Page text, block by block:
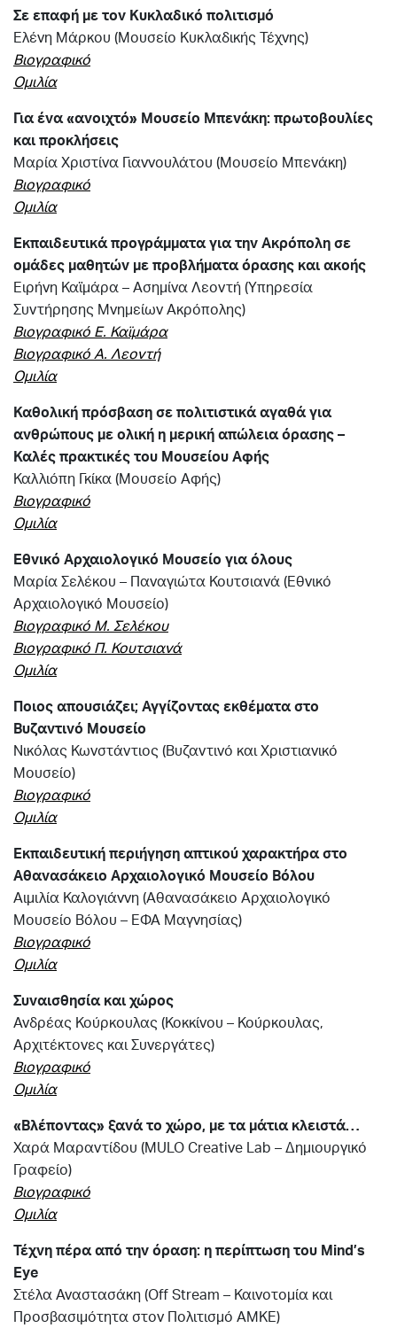
Σε επαφή με τον Κυκλαδικό πολιτισμό
Ελένη Μάρκου (Μουσείο Κυκλαδικής Τέχνης)
Βιογραφικό
Ομιλία
Για ένα «ανοιχτό» Μουσείο Μπενάκη: πρωτοβουλίες
και προκλήσεις
Μαρία Χριστίνα Γιαννουλάτου (Μουσείο Μπενάκη)
Βιογραφικό
Ομιλία
Εκπαιδευτικά προγράμματα για την Ακρόπολη σε
ομάδες μαθητών με προβλήματα όρασης και ακοής
Ειρήνη Καϊμάρα – Ασημίνα Λεοντή (Υπηρεσία
Συντήρησης Μνημείων Ακρόπολης)
Βιογραφικό Ε. Καϊμάρα
Βιογραφικό Α. Λεοντή
Ομιλία
Καθολική πρόσβασησε πολιτιστικά αγαθά για
ανθρώπους με ολική η μερική απώλεια όρασης –
Καλές πρακτικές του Μουσείου Αφής
Καλλιόπη Γκίκα (Μουσείο Αφής)
Βιογραφικό
Ομιλία
Εθνικό Αρχαιολογικό Μουσείο για όλους
Mαρία Σελέκου – Παναγιώτα Κουτσιανά (Εθνικό
Αρχαιολογικό Μουσείο)
Βιογραφικό Μ. Σελέκου
Βιογραφικό Π. Κουτσιανά
Ομιλία
Ποιος απουσιάζει; Αγγίζοντας εκθέματα στο
Βυζαντινό Μουσείο
Νικόλας Κωνστάντιος (Βυζαντινό και Χριστιανικό
Μουσείο)
Βιογραφικό
Ομιλία
Εκπαιδευτική περιήγηση απτικού χαρακτήρα στο
Αθανασάκειο Αρχαιολογικό Μουσείο Βόλου
Αιμιλία Καλογιάννη (Αθανασάκειο Αρχαιολογικό
Μουσείο Βόλου – ΕΦΑ Μαγνησίας)
Βιογραφικό
Ομιλία
Συναισθησία και χώρος
Ανδρέας Κούρκουλας (Κοκκίνου – Κούρκουλας,
Αρχιτέκτονες και Συνεργάτες)
Βιογραφικό
Ομιλία
«Βλέποντας» ξανά το χώρο, με τα μάτια κλειστά…
Χαρά Μαραντίδου (MULOCreative Lab – Δημιουργικό
Γραφείο)
Βιογραφικό
Ομιλία
Τέχνη πέρα από την όραση: η περίπτωση του Mind’s
Eye
Στέλα Αναστασάκη(OffStream – Καινοτομία και
Προσβασιμότητα στον Πολιτισμό ΑΜΚΕ)